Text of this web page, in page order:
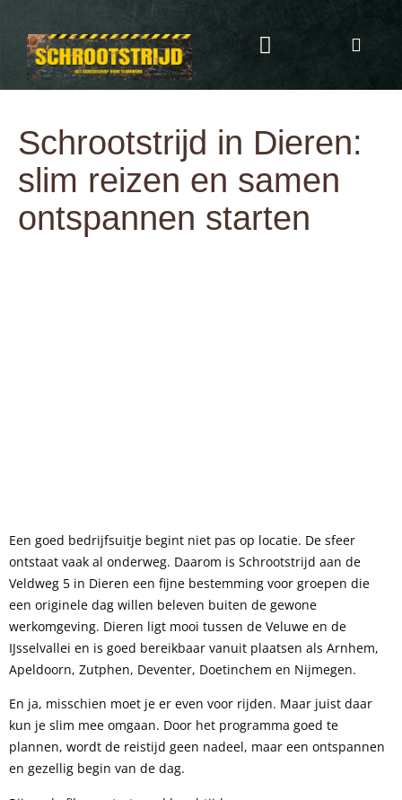
Schrootstrijd in Dieren:
slim reizen en samen
ontspannen starten
Een goed bedrijfsuitje begint niet pas op locatie. De sfeer
ontstaat vaak al onderweg. Daarom is Schrootstrijd aan de
Veldweg 5 in Dieren een fijne bestemming voor groepen die
een originele dag willen beleven buiten de gewone
werkomgeving. Dieren ligt mooi tussen de Veluwe en de
IJsselvallei en is goed bereikbaar vanuit plaatsen als Arnhem,
Apeldoorn, Zutphen, Deventer, Doetinchem en Nijmegen.
En ja, misschien moet je er even voor rijden. Maar juist daar
kun je slim mee omgaan. Door het programma goed te
plannen, wordt de reistijd geen nadeel, maar een ontspannen
en gezellig begin van de dag.